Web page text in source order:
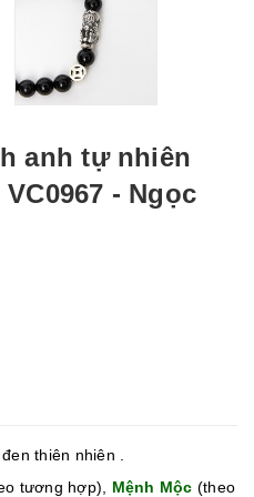
anh tự nhiên
- Ngọc
thiên nhiên .
tương hợp), Mệnh Mộc (theo